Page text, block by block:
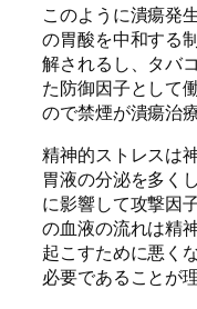
このように潰瘍発
の胃酸を中和する
解されるし、タバ
た防御因子として
ので禁煙が潰瘍治
精神的ストレスは
胃液の分泌を多く
に影響して攻撃因
の血液の流れは精
起こすために悪く
必要であることが